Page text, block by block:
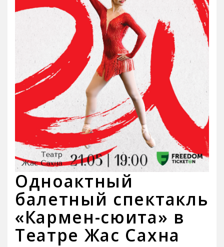
Одноактный
балетный спектакль
«Кармен-сюита» в
Театре Жас Сахна